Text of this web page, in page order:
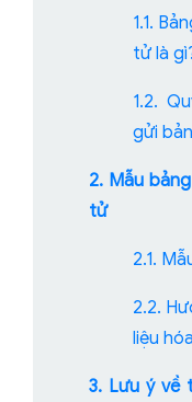
1.1.
tử là
1.2.
gửi
2. Mẫu
tử
2.1.
2.2.
liệu
3. Lưu ý về